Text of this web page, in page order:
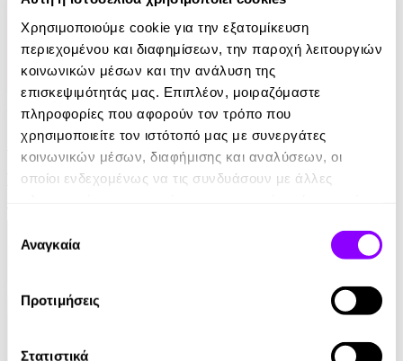
Χρησιμοποιούμε cookie για την εξατομίκευση
περιεχομένου και διαφημίσεων, την παροχή λειτουργιών
κοινωνικών μέσων και την ανάλυση της
επισκεψιμότητάς μας. Επιπλέον, μοιραζόμαστε
πληροφορίες που αφορούν τον τρόπο που
χρησιμοποιείτε τον ιστότοπό μας με συνεργάτες
κοινωνικών μέσων, διαφήμισης και αναλύσεων, οι
οποίοι ενδεχομένως να τις συνδυάσουν με άλλες
των υπηρεσιών τους.
συγκατάθεσης
Αναγκαία
Προτιμήσεις
Στατιστικά
Audiobook • 1 Credit
Στο Σπίτι Της
Yael Van Der Wouden